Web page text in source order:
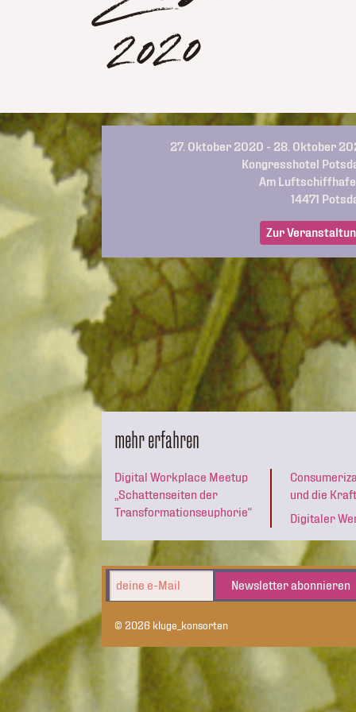
2020
27. Oktober 2020 - 28. Oktober
Kongresshotel
Am
14471
Zur
mehr erfahren
Digital Workplace Meetup
„Schattenseiten der
Transformationseuphorie“
und die
Digitaler
Newsletter abonnieren
© 2026 kluge_konsorten